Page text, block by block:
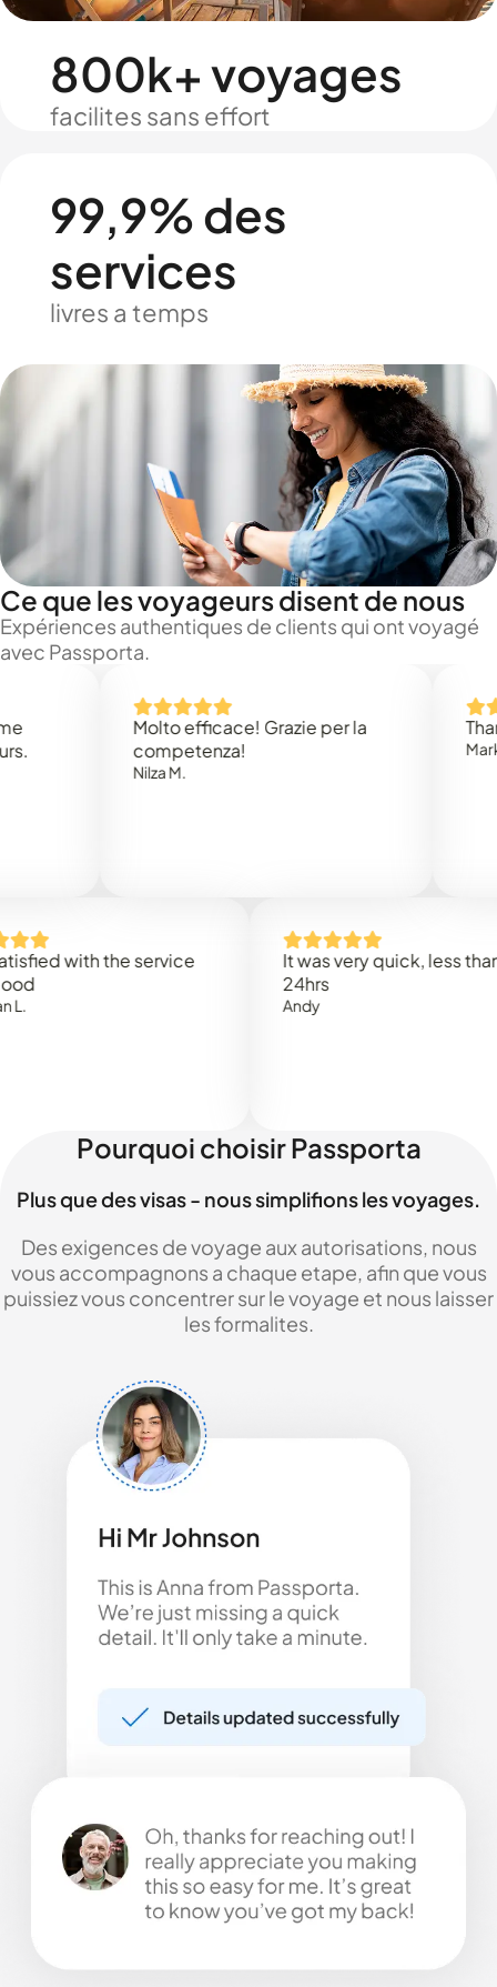
800k+ voyages
facilites sans effort
99,9% des
services
livres a temps
Ce que les voyageurs disent de nous
Expériences authentiques de clients qui ont voyagé
avec Passporta.
Molto efficace! Grazie per la
competenza!
Nilza M.
Thank
Mark N.
with the service
It was very quick, less than
Pourquoi choisir Passporta
Plus que des visas - nous simplifions les voyages.
Des exigences de voyage aux autorisations, nous
vous accompagnons a chaque etape, afin que vous
puissiez vous concentrer sur le voyage et nous laisser
les formalites.